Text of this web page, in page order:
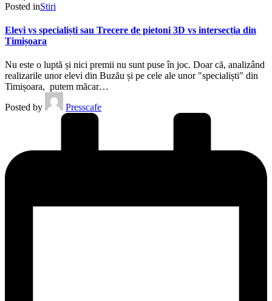
Posted inStiri
Elevi vs specialiști sau Trecere de pietoni 3D vs intersecția din
Timișoara
Nu este o luptă și nici premii nu sunt puse în joc. Doar că, analizând
realizarile unor elevi din Buzău și pe cele ale unor "specialiști" din
Timișoara, putem măcar…
Posted by
Presscafe